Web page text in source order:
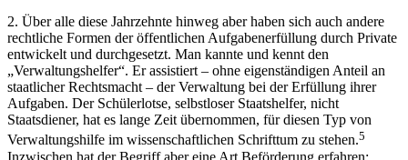
2. Über alle diese Jahrzehnte hinweg aber haben sich auch andere
rechtliche Formen der öffentlichen Aufgabenerfüllung durch Private
entwickelt und durchgesetzt. Man kannte und kennt den
„Verwaltungshelfer“. Er assistiert – ohne eigenständigen Anteil an
staatlicher Rechtsmacht – der Verwaltung bei der Erfüllung ihrer
Aufgaben. Der Schülerlotse, selbstloser Staatshelfer, nicht
Staatsdiener, hat es lange Zeit übernommen, für diesen Typ von
Verwaltungshilfe im wissenschaftlichen Schrifttum zu stehen.5
Inzwischen hat der Begriff aber eine Art Beförderung erfahren: